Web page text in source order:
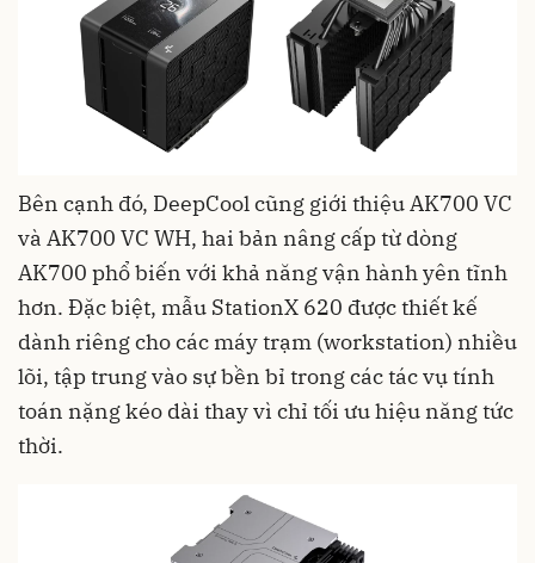
Bên cạnh đó, DeepCool cũng giới thiệu AK700 VC
và AK700 VC WH, hai bản nâng cấp từ dòng
AK700 phổ biến với khả năng vận hành yên tĩnh
hơn. Đặc biệt, mẫu StationX 620 được thiết kế
dành riêng cho các máy trạm (workstation) nhiều
lõi, tập trung vào sự bền bỉ trong các tác vụ tính
toán nặng kéo dài thay vì chỉ tối ưu hiệu năng tức
thời.